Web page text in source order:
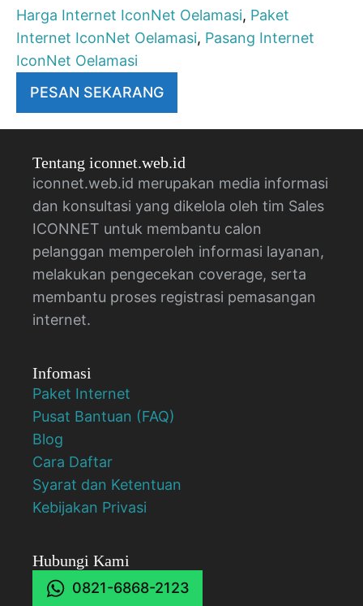
Harga Internet IconNet Oelamasi, Paket
Internet IconNet Oelamasi, Pasang Internet
IconNet Oelamasi
PESAN SEKARANG
Tentang iconnet.web.id
iconnet.web.id merupakan media informasi
dan konsultasi yang dikelola oleh tim Sales
ICONNET untuk membantu calon
pelanggan memperoleh informasi layanan,
melakukan pengecekan coverage, serta
membantu proses registrasi pemasangan
internet.
Infomasi
Paket Internet
Pusat Bantuan (FAQ)
Blog
Cara Daftar
Syarat dan Ketentuan
Kebijakan Privasi
Hubungi Kami
0821-6868-2123